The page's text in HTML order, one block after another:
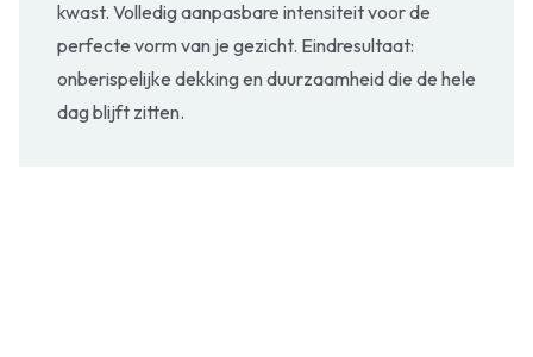
kwast. Volledig aanpasbare intensiteit voor de
perfecte vorm van je gezicht. Eindresultaat:
onberispelijke dekking en duurzaamheid die de hele
dag blijft zitten.